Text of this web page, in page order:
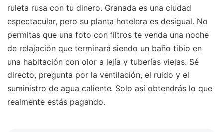
ruleta rusa con tu dinero. Granada es una ciudad
espectacular, pero su planta hotelera es desigual. No
permitas que una foto con filtros te venda una noche
de relajación que terminará siendo un baño tibio en
una habitación con olor a lejía y tuberías viejas. Sé
directo, pregunta por la ventilación, el ruido y el
suministro de agua caliente. Solo así obtendrás lo que
realmente estás pagando.